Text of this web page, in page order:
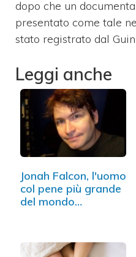
dopo che un
presentato come tale
stato registrato dal
Leggi anche
Jonah Falcon, l'uomo
col pene più grande
del mondo…